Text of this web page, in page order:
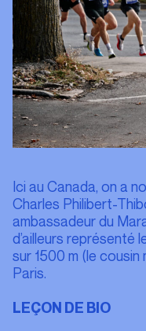
Ici au Canada, on a
Charles Philibert-
ambassadeur du
d’ailleurs représenté
sur 1500 m (le cousin
Paris.
LEÇON DE BIO